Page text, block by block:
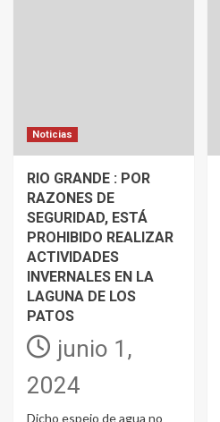
Noticias
RIO GRANDE : POR
RAZONES DE
SEGURIDAD, ESTÁ
PROHIBIDO REALIZAR
ACTIVIDADES
INVERNALES EN LA
LAGUNA DE LOS
PATOS
junio 1,
2024
Dicho espejo de agua no